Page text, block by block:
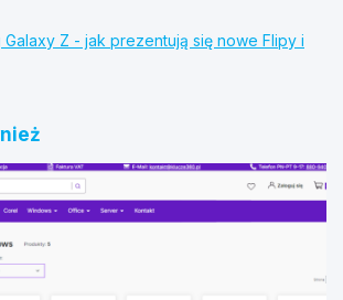
Galaxy Z - jak prezentują się nowe Flipy i